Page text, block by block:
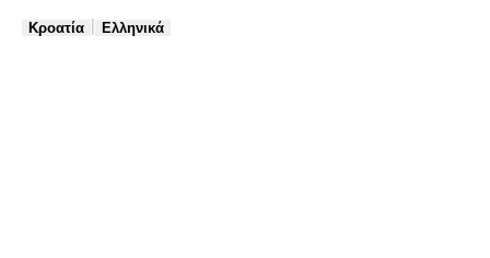
Κροατία Ελληνικά